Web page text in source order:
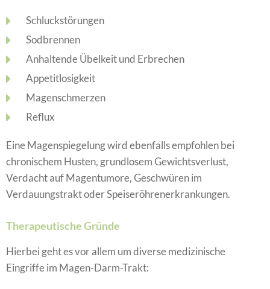
Schluckstörungen
Sodbrennen
Anhaltende Übelkeit und Erbrechen
Appetitlosigkeit
Magenschmerzen
Reflux
Eine Magenspiegelung wird ebenfalls empfohlen bei
chronischem Husten, grundlosem Gewichtsverlust,
Verdacht auf Magentumore, Geschwüren im
Verdauungstrakt oder Speiseröhrenerkrankungen.
Therapeutische Gründe
Hierbei geht es vor allem um diverse medizinische
Eingriffe im Magen-Darm-Trakt: